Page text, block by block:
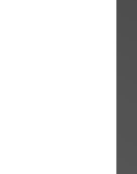
die
diese
oder